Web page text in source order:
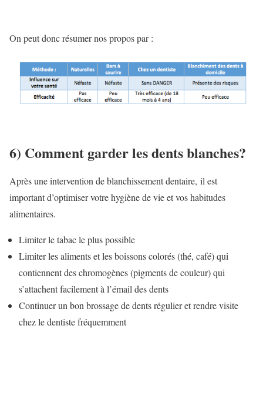
On peut donc résumer nos propos par :
6) Comment garder les dents blanches?
Après une intervention de blanchissement dentaire, il est
important d’optimiser votre hygiène de vie et vos habitudes
alimentaires.
Limiter le tabac le plus possible
Limiter les aliments et les boissons colorés (thé, café) qui
contiennent des chromogènes (pigments de couleur) qui
s’attachent facilement à l’émail des dents
Continuer un bon brossage de dents régulier et rendre visite
chez le dentiste fréquemment